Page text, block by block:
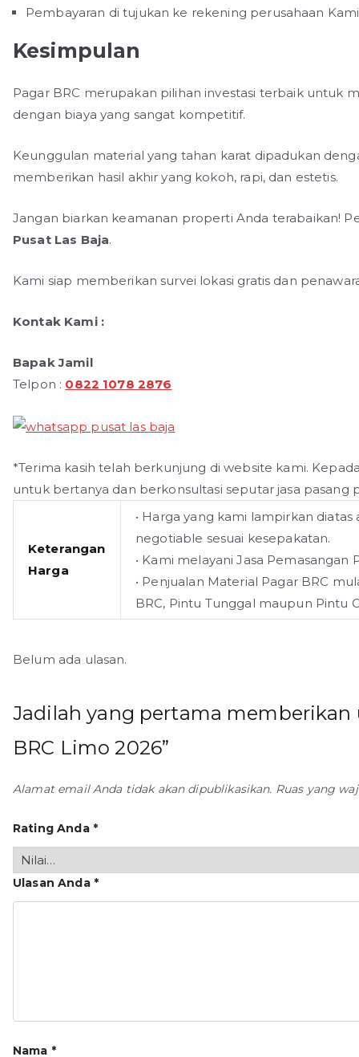
Pembayaran di tujukan ke rekening perusahaan Kami
Kesimpulan
Pagar BRC merupakan pilihan investasi terbaik untuk
dengan biaya yang sangat kompetitif.
Keunggulan material yang tahan karat dipadukan
memberikan hasil akhir yang kokoh, rapi, dan estetis.
Jangan biarkan keamanan properti Anda terabaikan!
Pusat Las Baja.
Kami siap memberikan survei lokasi gratis dan
Kontak Kami :
Bapak Jamil
Telpon : 0822 1078 2876
*Terima kasih telah berkunjung di website kami.
untuk bertanya dan berkonsultasi seputar jasa pasang
Keterangan
Harga
• Harga yang kami lampirkan
negotiable sesuai kesepakatan.
• Kami melayani Jasa Pemasangan
• Penjualan Material Pagar BRC
BRC, Pintu Tunggal maupun Pintu
Belum ada ulasan.
Jadilah yang pertama memberikan
BRC Limo 2026”
Alamat email Anda tidak akan dipublikasikan. Ruas yang
Rating Anda *
Ulasan Anda *
Nama *